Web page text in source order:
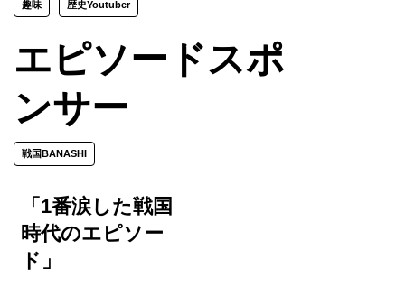
「1番涙した戦国
時代のエピソー
ド」
趣味 歴史Youtuber
エピソードスポ
ンサー
戦国BANASHI